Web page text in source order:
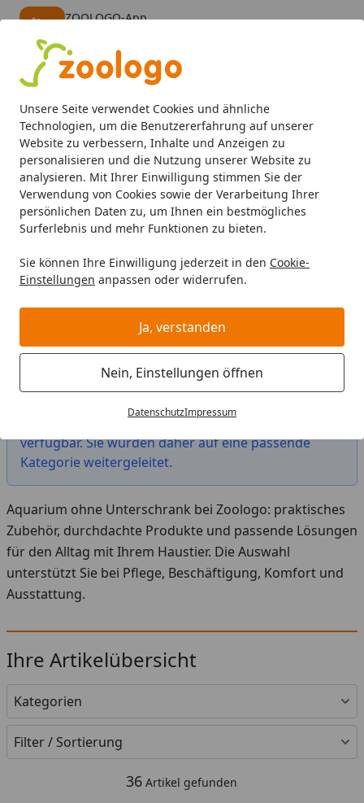
Unsere Seite verwendet Cookies und ähnliche
Technologien, um die Benutzererfahrung auf unserer
Website zu verbessern, Inhalte und Anzeigen zu
personalisieren und die Nutzung unserer Website zu
analysieren. Mit Ihrer Einwilligung stimmen Sie der
Verwendung von Cookies sowie der Verarbeitung Ihrer
persönlichen Daten zu, um Ihnen ein bestmögliches
Surferlebnis und mehr Funktionen zu bieten.
Sie können Ihre Einwilligung jederzeit in den Cookie-
Einstellungen anpassen oder widerrufen.
Ja, verstanden
Nein, Einstellungen öffnen
DatenschutzImpressum
ZOOLOGO-App
Alle Produkte
Mein Konto
Suchen
Aquarium ohne
Unterschrank
Aquaristik Aquarien Aquarium ohne Unterschrank
Das von Ihnen gesuchte Produkt "Aquatlantis
Splendid 145 Aquarium-Set" ist leider nicht mehr
verfügbar. Sie wurden daher auf eine passende
Kategorie weitergeleitet.
Aquarium ohne Unterschrank bei Zoologo: praktisches
Zubehör, durchdachte Produkte und passende Lösungen
für den Alltag mit Ihrem Haustier. Die Auswahl
unterstützt Sie bei Pflege, Beschäftigung, Komfort und
Ausstattung.
Ihre Artikelübersicht
Kategorien
Filter / Sortierung
36 Artikel gefunden